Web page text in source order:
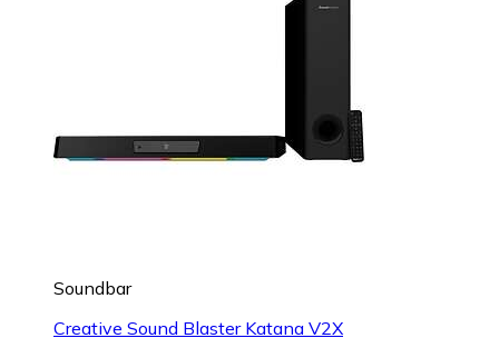
Soundbar
Creative Sound Blaster Katana V2X